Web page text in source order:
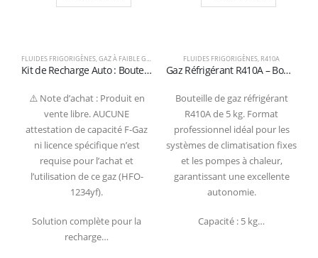
FLUIDES FRIGORIGÈNES,GAZ À FAIBLE GWP
Kit de Recharge Auto : Bouteille Gaz R1234yf 700g avec Manomètre et Flexible à Raccord Rapide
⚠️ Note d’achat : Produit en
vente libre. AUCUNE
attestation de capacité F-Gaz
ni licence spécifique n’est
requise pour l’achat et
l’utilisation de ce gaz (HFO-
1234yf).
Solution complète pour la
recharge…
FLUIDES FRIGORIGÈNES, R410A
Gaz Réfrigérant R410A – Bouteille de 5 kg (Vanne 1/4″ SAE – Certifiée T-PED)
Bouteille de gaz réfrigérant
R410A de 5 kg. Format
professionnel idéal pour les
systèmes de climatisation fixes
et les pompes à chaleur,
garantissant une excellente
autonomie.
Capacité : 5 kg…